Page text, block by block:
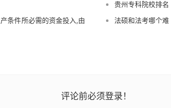
贵州专科院校排名
条件所必需的资金投入,由
法硕和法考哪个难
评论前必须登录！